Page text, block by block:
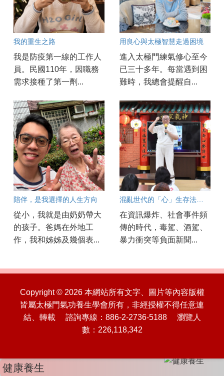
我的重生之路
我是防疫第一線的工作人
員。民國110年，因職務
需求接種了第一劑...
用良心與太極智慧走過困境
進入太極門練氣修心至今
已三十多年。每當遇到困
難時，我總會提醒自...
陪伴，是我選擇的人生方向
從小，我就是由奶奶帶大
的孩子。爸媽在外地工
作，我和姊姊及幾個表...
混亂世代的「心」生存法則 太極門弟子馬小蘭分享以智慧守護平安
在資訊爆炸、社會事件頻
傳的時代，毒駕、酒駕、
暴力衝突等負面新聞...
Copyright © 2026 本網站所有文字、圖片等內容版權
皆屬太極門氣功養生學會所有，非經授權不得任意連
結、轉載 諮詢專線：886-2-2736-5188 瀏覽人
數：226,118,342
健康養生